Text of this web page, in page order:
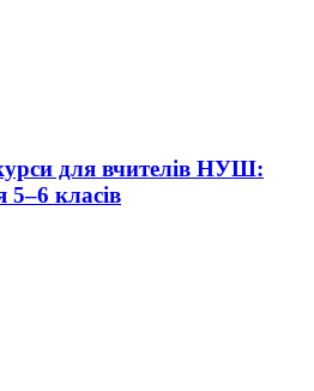
для вчителів НУШ:
5–6 класів